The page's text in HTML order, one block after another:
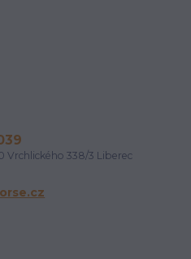
Vrchlického 338/3 Liberec